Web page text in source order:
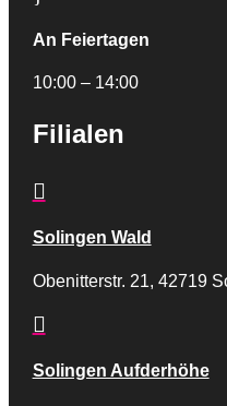
An Feiertagen
10:00 – 14:00
Filialen

Solingen Wald
Obenitterstr. 21, 42719

Solingen Aufderhöhe